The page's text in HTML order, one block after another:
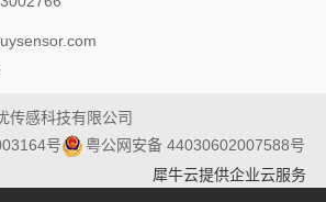
传感科技有限公司
号
粤公网安备 44030602007588号
犀牛云提供企业云服务